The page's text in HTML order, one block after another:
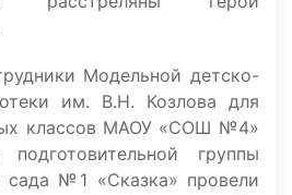
Модельной детско-
им. В.Н. Козлова для
классов МАОУ «СОШ №4»
группы
№1 «Сказка» провели